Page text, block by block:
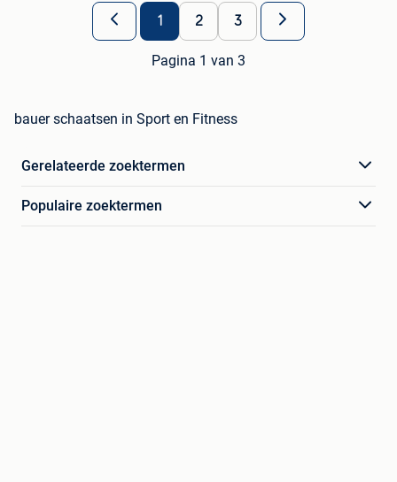
1 2 3
Pagina 1 van 3
bauer schaatsen in Sport en Fitness
Gerelateerde zoektermen
Populaire zoektermen